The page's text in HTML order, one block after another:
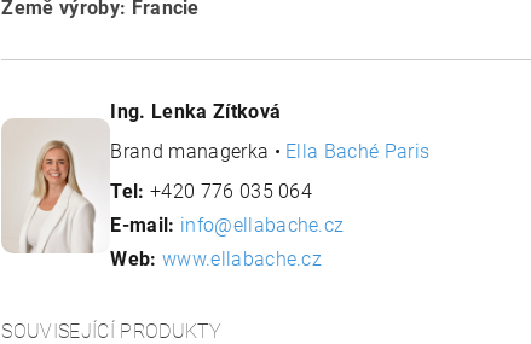
Země výroby: Francie
Ing. Lenka Zítková
Brand managerka • Ella Baché Paris
Tel: +420 776 035 064
E-mail: info@ellabache.cz
Web: www.ellabache.cz
SOUVISEJÍCÍ PRODUKTY